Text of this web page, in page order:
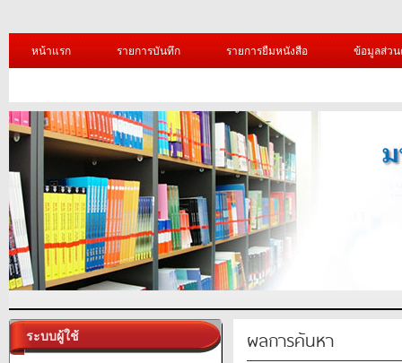
หน้าแรก รายการบันทึก รายการยืมหนังสือ ข้อมูลส่ว
ระบบผู้ใช้ ผลการค้นหา